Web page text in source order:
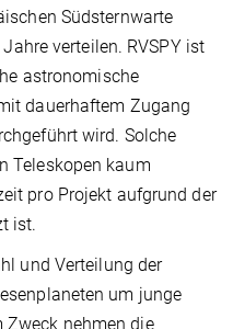
Südsternwarte
verteilen. RVSPY ist
astronomische
dauerhaftem Zugang
wird. Solche
Teleskopen kaum
pro Projekt aufgrund der
ist.
und Verteilung der
um junge
Zweck nehmen die